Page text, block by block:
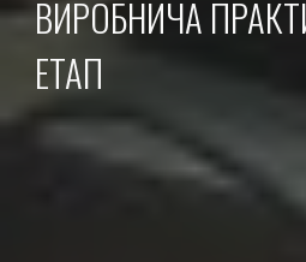
ВИРОБНИЧА
ЕТАП